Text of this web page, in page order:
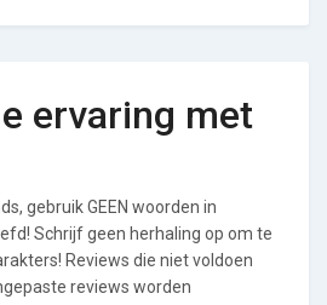
ervaring met
gebruik GEEN woorden in
Schrijf geen herhaling op om te
Reviews die niet voldoen
reviews worden